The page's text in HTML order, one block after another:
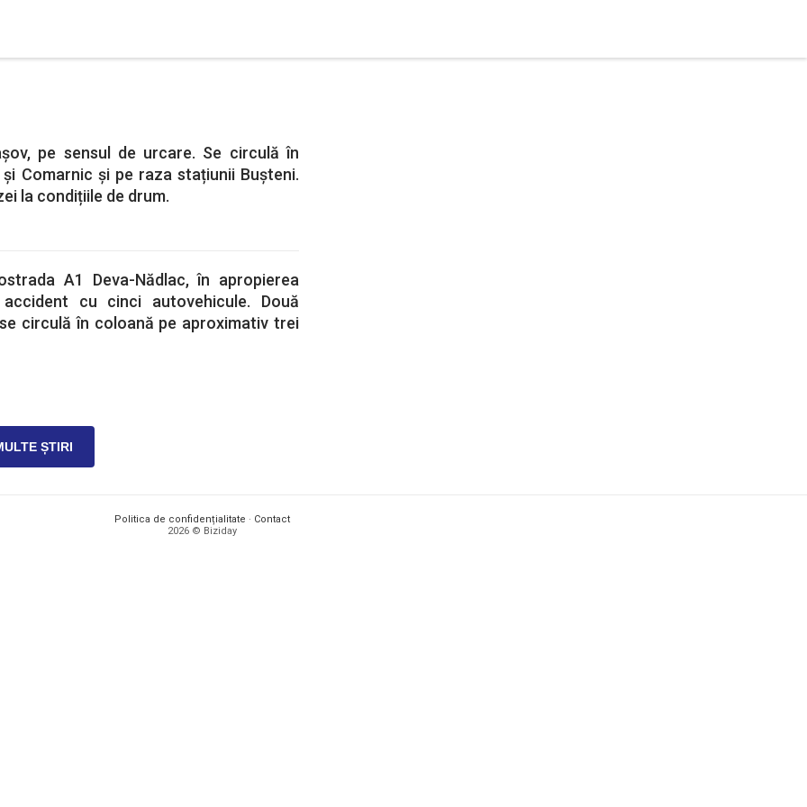
pe sensul de urcare. Se circulă în
Comarnic și pe raza stațiunii Bușteni.
la condițiile de drum.
A1 Deva-Nădlac, în apropierea
cu cinci autovehicule. Două
circulă în coloană pe aproximativ trei
ȘTIRI
Politica de confidențialitate · Contact
2026 © Biziday